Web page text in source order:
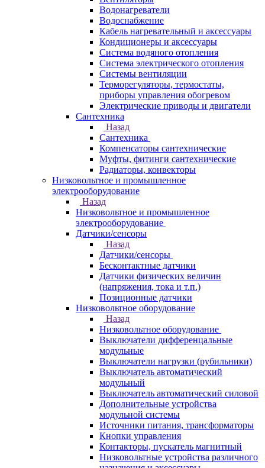
Водонагреватели
Водоснабжение
Кабель нагревательный и аксессуары
Кондиционеры и аксессуары
Система водяного отопления
Система электрического отопления
Системы вентиляции
Терморегуляторы, термостаты,
приборы управления обогревом
Электрические приводы и двигатели
Сантехника
Назад
Сантехника
Компенсаторы сантехнические
Муфты, фитинги сантехнические
Радиаторы, конвекторы
Низковольтное и промышленное
электрооборудование
Назад
Низковольтное и промышленное
электрооборудование
Датчики/сенсоры
Назад
Датчики/сенсоры
Бесконтактные датчики
Датчики физических величин
(напряжения, тока и т.п.)
Позиционные датчики
Низковольтное оборудование
Назад
Низковольтное оборудование
Выключатели дифференцальные
модульные
Выключатели нагрузки (рубильники)
Выключатель автоматический
модульный
Выключатель автоматический силовой
Дополнительные устройства
модульной системы
Источники питания, трансформаторы
Кнопки управления
Контакторы, пускатель магнитный
Низковольтные устройства различного